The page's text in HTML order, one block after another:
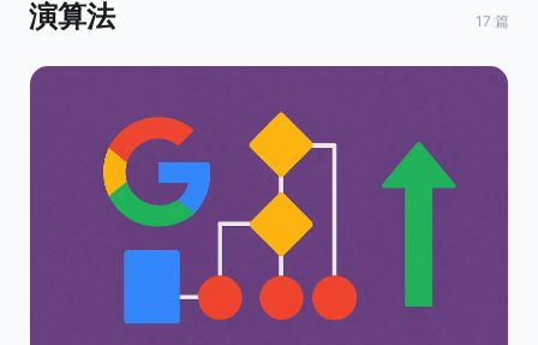
演算法 17 篇